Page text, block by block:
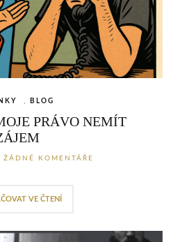
BLOG
PRÁVO NEMÍT
ŽÁDNÉ KOMENTÁŘE
VE ČTENÍ